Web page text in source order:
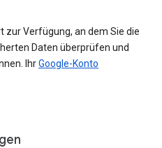
zur Verfügung, an dem Sie die
Daten überprüfen und
IhrGoogle-Konto